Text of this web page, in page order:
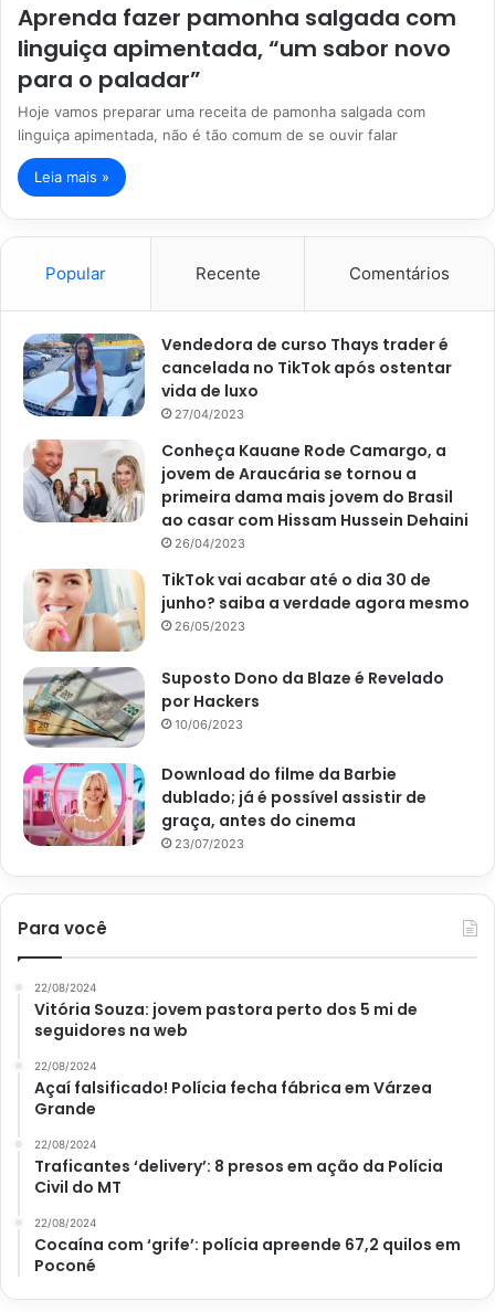
Aprenda fazer pamonha salgada com
linguiça apimentada, “um sabor novo
para o paladar”
Hoje vamos preparar uma receita de pamonha salgada com
linguiça apimentada, não é tão comum de se ouvir falar
Leia mais »
Popular Recente Comentários
Vendedora de curso Thays trader é
cancelada no TikTok após ostentar
vida de luxo
27/04/2023
Conheça Kauane Rode Camargo, a
jovem de Araucária se tornou a
primeira dama mais jovem do Brasil
ao casar com Hissam Hussein Dehaini
26/04/2023
TikTok vai acabar até o dia 30 de
junho? saiba a verdade agora mesmo
26/05/2023
Suposto Dono da Blaze é Revelado
por Hackers
10/06/2023
Download do filme da Barbie
dublado; já é possível assistir de
graça, antes do cinema
23/07/2023
Para você
22/08/2024
Vitória Souza: jovem pastora perto dos 5 mi de
seguidores na web
22/08/2024
Açaí falsificado! Polícia fecha fábrica em Várzea
Grande
22/08/2024
Traficantes ‘delivery’: 8 presos em ação da Polícia
Civil do MT
22/08/2024
Cocaína com ‘grife’: polícia apreende 67,2 quilos em
Poconé